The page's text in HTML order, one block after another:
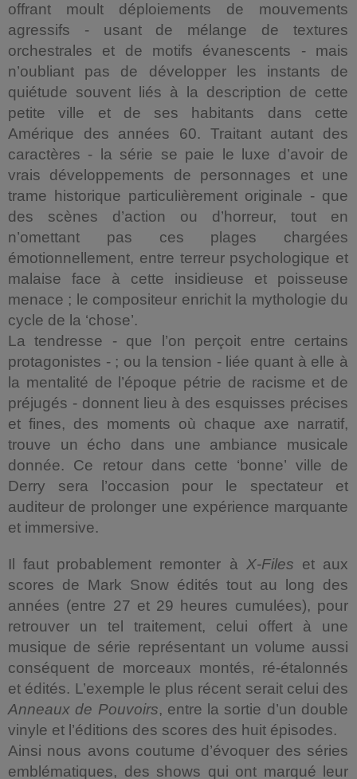
offrant moult déploiements de mouvements
agressifs - usant de mélange de textures
orchestrales et de motifs évanescents - mais
n’oubliant pas de développer les instants de
quiétude souvent liés à la description de cette
petite ville et de ses habitants dans cette
Amérique des années 60. Traitant autant des
caractères - la série se paie le luxe d’avoir de
vrais développements de personnages et une
trame historique particulièrement originale - que
des scènes d’action ou d’horreur, tout en
n’omettant pas ces plages chargées
émotionnellement, entre terreur psychologique et
malaise face à cette insidieuse et poisseuse
menace ; le compositeur enrichit la mythologie du
cycle de la ‘chose’.
La tendresse - que l’on perçoit entre certains
protagonistes - ; ou la tension - liée quant à elle à
la mentalité de l’époque pétrie de racisme et de
préjugés - donnent lieu à des esquisses précises
et fines, des moments où chaque axe narratif,
trouve un écho dans une ambiance musicale
donnée. Ce retour dans cette ‘bonne’ ville de
Derry sera l’occasion pour le spectateur et
auditeur de prolonger une expérience marquante
et immersive.
Il faut probablement remonter à X-Files et aux
scores de Mark Snow édités tout au long des
années (entre 27 et 29 heures cumulées), pour
retrouver un tel traitement, celui offert à une
musique de série représentant un volume aussi
conséquent de morceaux montés, ré-étalonnés
et édités. L’exemple le plus récent serait celui des
Anneaux de Pouvoirs, entre la sortie d’un double
vinyle et l’éditions des scores des huit épisodes.
Ainsi nous avons coutume d’évoquer des séries
emblématiques, des shows qui ont marqué leur